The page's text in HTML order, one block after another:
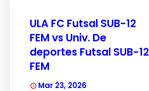
ULA FC Futsal SUB-12
FEM vs Univ. De
deportes Futsal SUB-12
FEM
Mar 23, 2026